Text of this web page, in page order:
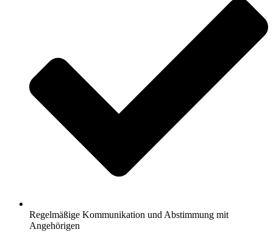
Regelmäßige Kommunikation und Abstimmung mit
Angehörigen